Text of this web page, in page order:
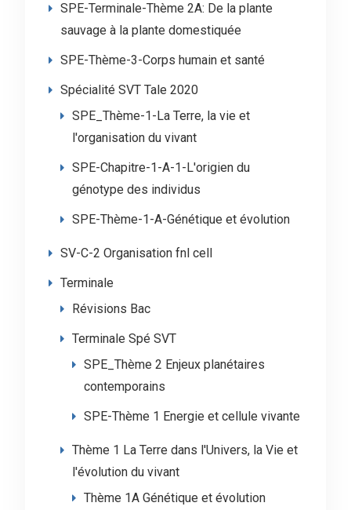
SPE-Terminale-Thème 2A: De la plante
sauvage à la plante domestiquée
SPE-Thème-3-Corps humain et santé
Spécialité SVT Tale 2020
SPE_Thème-1-La Terre, la vie et
l'organisation du vivant
SPE-Chapitre-1-A-1-L'origien du
génotype des individus
SPE-Thème-1-A-Génétique et évolution
SV-C-2 Organisation fnl cell
Terminale
Révisions Bac
Terminale Spé SVT
SPE_Thème 2 Enjeux planétaires
contemporains
SPE-Thème 1 Energie et cellule vivante
Thème 1 La Terre dans l'Univers, la Vie et
l'évolution du vivant
Thème 1A Génétique et évolution